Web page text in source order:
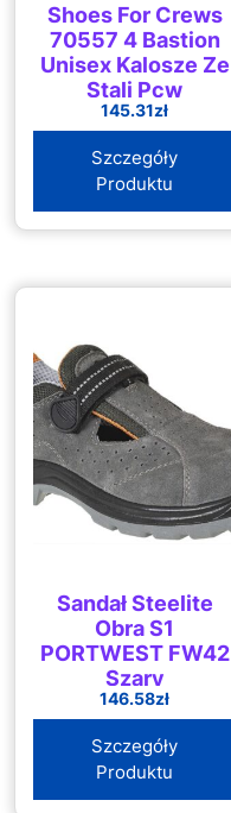
Shoes For Crews
70557 4 Bastion
Unisex Kalosze Ze
Stali Pcw
Wellington
Antypoślizgowe
145.31zł
Szczegóły
Produktu
Sandał Steelite
Obra S1
PORTWEST FW42
Szary
146.58zł
Szczegóły
Produktu